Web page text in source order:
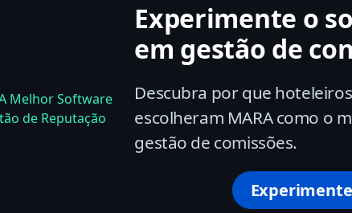
Experimente o
em gestão de
Descubra por que
escolheram MARA como o
gestão de comissões.